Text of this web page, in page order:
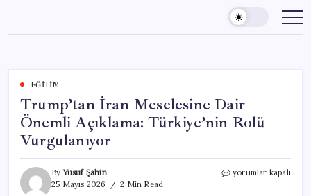
content
EĞITIM
Trump’tan İran Meselesine Dair
Önemli Açıklama: Türkiye’nin Rolü
Vurgulanıyor
ByYusuf Şahin
25 Mayıs 2026
2 Min Read
Trump’tan
yorumlar kapalı